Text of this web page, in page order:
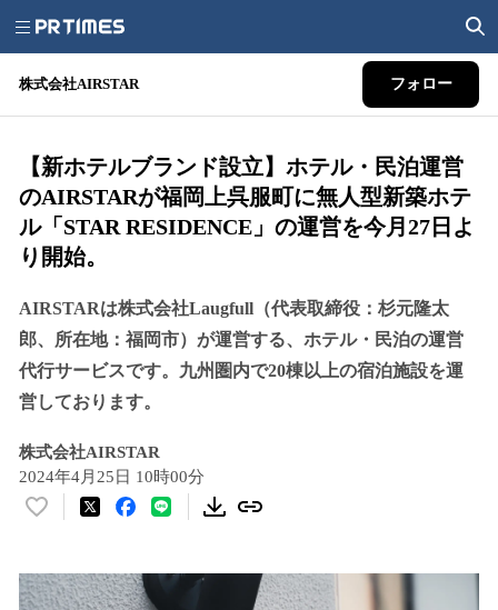
株式会社AIRSTAR フォロー
【新ホテルブランド設立】ホテル・民泊運営
のAIRSTARが福岡上呉服町に無人型新築ホテ
ル「STAR RESIDENCE」の運営を今月27日よ
り開始。
AIRSTARは株式会社Laugfull（代表取締役：杉元隆太
郎、所在地：福岡市）が運営する、ホテル・民泊の運営
代行サービスです。九州圏内で20棟以上の宿泊施設を運
営しております。
株式会社AIRSTAR
2024年4月25日 10時00分
い
！